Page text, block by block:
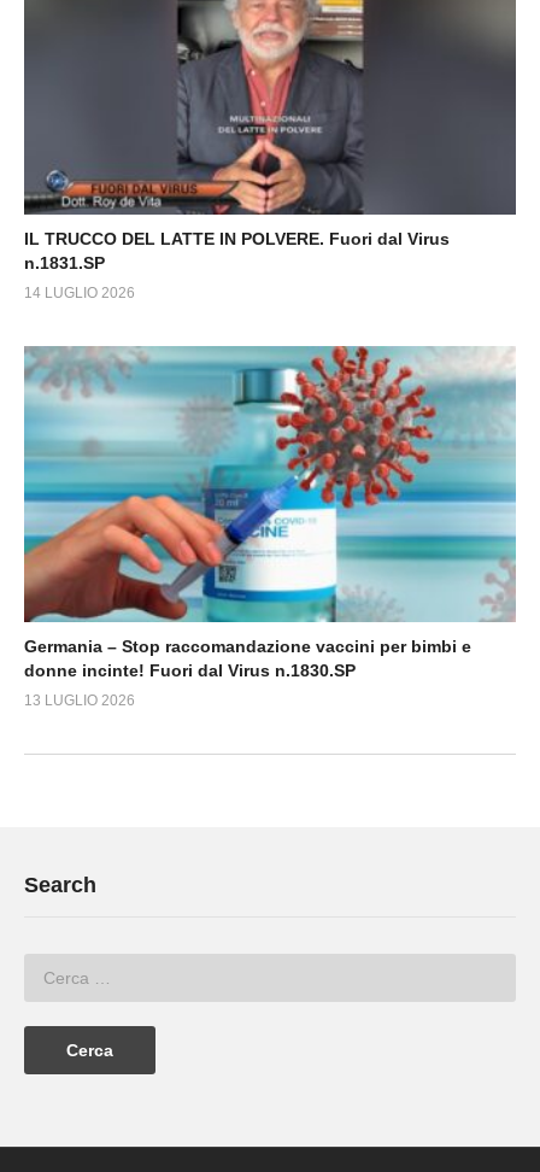
IL TRUCCO DEL LATTE IN POLVERE. Fuori dal Virus
n.1831.SP
14 LUGLIO 2026
Germania – Stop raccomandazione vaccini per bimbi e
donne incinte! Fuori dal Virus n.1830.SP
13 LUGLIO 2026
Search